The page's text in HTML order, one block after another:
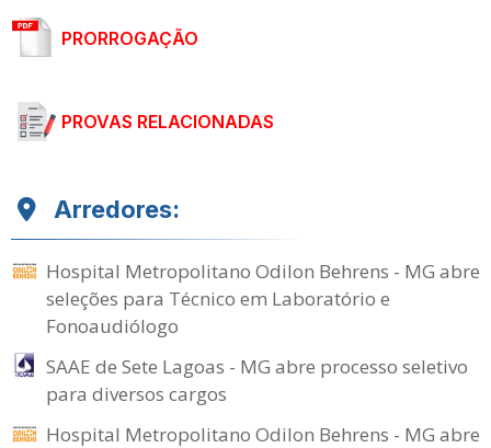
PRORROGAÇÃO
PROVAS RELACIONADAS
Arredores:
Hospital Metropolitano Odilon Behrens - MG abre
seleções para Técnico em Laboratório e
Fonoaudiólogo
SAAE de Sete Lagoas - MG abre processo seletivo
para diversos cargos
Hospital Metropolitano Odilon Behrens - MG abre